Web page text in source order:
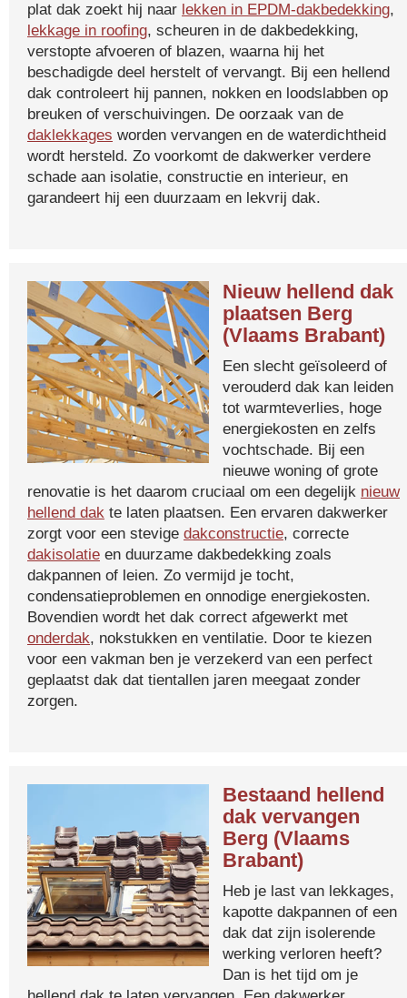
plat dak zoekt hij naar lekken in EPDM-dakbedekking,
lekkage in roofing, scheuren in de dakbedekking,
verstopte afvoeren of blazen, waarna hij het
beschadigde deel herstelt of vervangt. Bij een hellend
dak controleert hij pannen, nokken en loodslabben op
breuken of verschuivingen. De oorzaak van de
daklekkages worden vervangen en de waterdichtheid
wordt hersteld. Zo voorkomt de dakwerker verdere
schade aan isolatie, constructie en interieur, en
garandeert hij een duurzaam en lekvrij dak.
Nieuw hellend dak
plaatsen Berg
(Vlaams Brabant)
Een slecht geïsoleerd of
verouderd dak kan leiden
tot warmteverlies, hoge
energiekosten en zelfs
vochtschade. Bij een
nieuwe woning of grote
renovatie is het daarom cruciaal om een degelijk nieuw
hellend dak te laten plaatsen. Een ervaren dakwerker
zorgt voor een stevige dakconstructie, correcte
dakisolatie en duurzame dakbedekking zoals
dakpannen of leien. Zo vermijd je tocht,
condensatieproblemen en onnodige energiekosten.
Bovendien wordt het dak correct afgewerkt met
onderdak, nokstukken en ventilatie. Door te kiezen
voor een vakman ben je verzekerd van een perfect
geplaatst dak dat tientallen jaren meegaat zonder
zorgen.
Bestaand hellend
dak vervangen
Berg (Vlaams
Brabant)
Heb je last van lekkages,
kapotte dakpannen of een
dak dat zijn isolerende
werking verloren heeft?
Dan is het tijd om je